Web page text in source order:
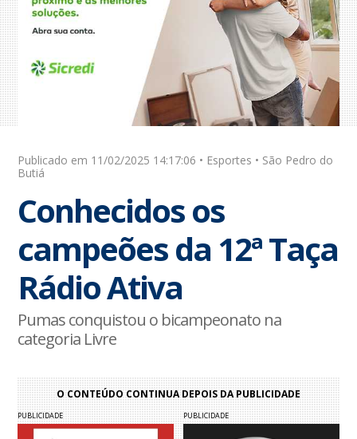
Publicado em 11/02/2025 14:17:06 • Esportes • São Pedro do
Butiá
Conhecidos os
campeões da 12ª Taça
Rádio Ativa
Pumas conquistou o bicampeonato na
categoria Livre
O CONTEÚDO CONTINUA DEPOIS DA PUBLICIDADE
PUBLICIDADE PUBLICIDADE